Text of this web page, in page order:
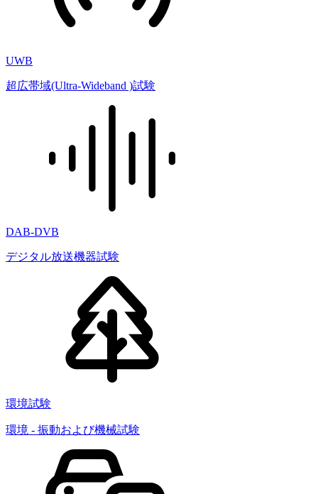
UWB
超広帯域(Ultra-Wideband )試験
DAB-DVB
デジタル放送機器試験
環境試験
環境 - 振動および機械試験